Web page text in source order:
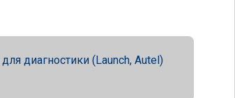
диагностики (Launch, Autel)